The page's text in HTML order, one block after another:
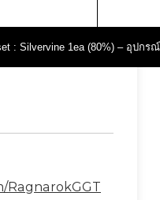
: Silvervine 1ea (80%) – อุปก
RagnarokGGT